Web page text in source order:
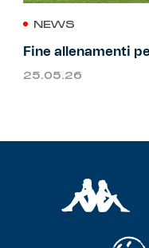
NEWS
Fine allenamenti
25.05.26